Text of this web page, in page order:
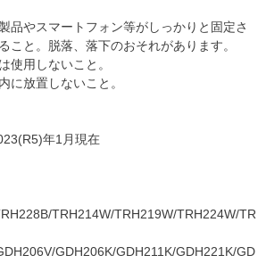
品やスマートフォン等がしっかりと固定さ
こと。脱落、落下のおそれがあります。
使用しないこと。
に放置しないこと。
年1月現在
TRH214W/TRH219W/TRH224W/TR
GDH206K/GDH211K/GDH221K/GD